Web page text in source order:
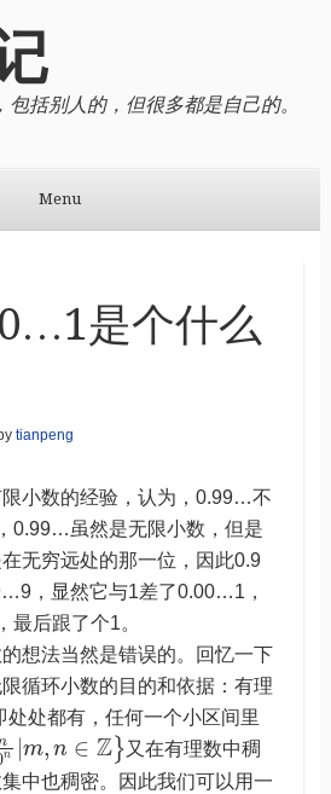
括别人的，但很多都是自己的。
Menu
是个什么
tianpeng
小数的经验，认为，0.99…不
0.99…虽然是无限小数，但是
无穷远处的那一位，因此0.9
，显然它与1差了0.00…1，
最后跟了个1。
想法当然是错误的。回忆一下
循环小数的目的和依据：有理
处处都有，任何一个小区间里
n |m, n ∈ Z}又在有理数中稠
中也稠密。因此我们可以用一